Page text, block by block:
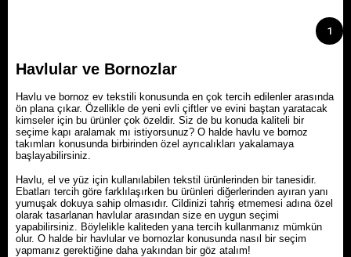
1
Havlular ve Bornozlar
Havlu ve bornoz ev tekstili konusunda en çok tercih edilenler arasında
ön plana çıkar. Özellikle de yeni evli çiftler ve evini baştan yaratacak
kimseler için bu ürünler çok özeldir. Siz de bu konuda kaliteli bir
seçime kapı aralamak mı istiyorsunuz? O halde havlu ve bornoz
takımları konusunda birbirinden özel ayrıcalıkları yakalamaya
başlayabilirsiniz.
Havlu, el ve yüz için kullanılabilen tekstil ürünlerinden bir tanesidir.
Ebatları tercih göre farklılaşırken bu ürünleri diğerlerinden ayıran yanı
yumuşak dokuya sahip olmasıdır. Cildinizi tahriş etmemesi adına özel
olarak tasarlanan havlular arasından size en uygun seçimi
yapabilirsiniz. Böylelikle kaliteden yana tercih kullanmanız mümkün
olur. O halde bir havlular ve bornozlar konusunda nasıl bir seçim
yapmanız gerektiğine daha yakından bir göz atalım!